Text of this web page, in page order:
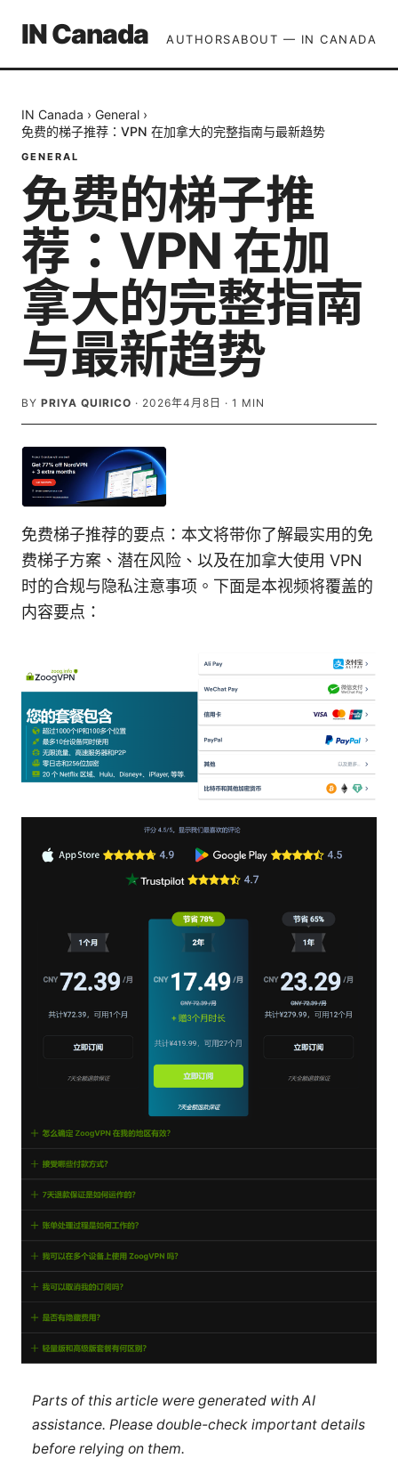
IN Canada AUTHORSABOUT — IN CANADA
IN Canada › General ›
免费的梯子推荐：VPN 在加拿大的完整指南与最新趋势
GENERAL
免费的梯子推
荐：VPN 在加
拿大的完整指南
与最新趋势
BY PRIYA QUIRICO · 2026年4月8日 · 1 MIN
免费梯子推荐的要点：本文将带你了解最实用的免
费梯子方案、潜在风险、以及在加拿大使用 VPN
时的合规与隐私注意事项。下面是本视频将覆盖的
内容要点：
Parts of this article were generated with AI
assistance. Please double-check important details
before relying on them.